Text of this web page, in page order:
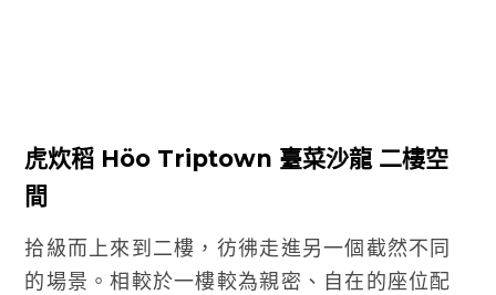
虎炊稻 Höo Triptown 臺菜沙龍 二樓空
間
拾級而上來到二樓，彷彿走進另一個截然不同
的場景。相較於一樓較為親密、自在的座位配